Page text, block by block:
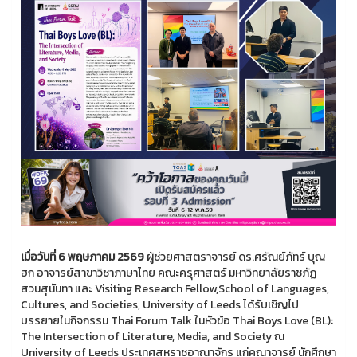
เมื่อวันที่ 6 พฤษภาคม 2569ผู้ช่วยศาสตราจารย์ ดร.ศรัณย์ภัทร์ บุญ
ฮก อาจารย์สาขาวิชาภาษาไทย คณะครุศาสตร์ มหาวิทยาลัยราชภัฏ
สวนสุนันทา และ Visiting Research Fellow,School of Languages,
Cultures, and Societies, University of Leeds ได้รับเชิญไป
บรรยายในกิจกรรม Thai Forum Talk ในหัวข้อ Thai Boys Love (BL):
The Intersection of Literature, Media, and Society ณ
University of Leeds ประเทศสหราชอาณาจักร แก่คณาจารย์ นักศึกษา